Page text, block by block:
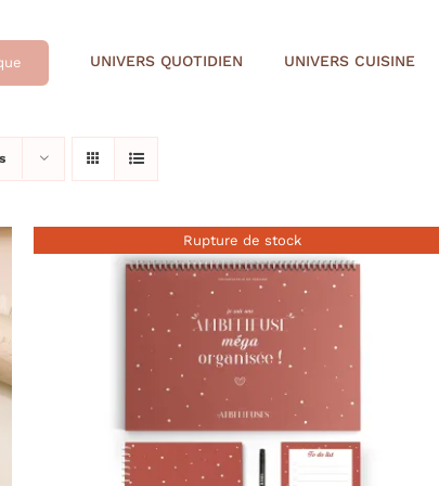
UNIVERS QUOTIDIEN UNIVERS CUISINE
Rupture de stock